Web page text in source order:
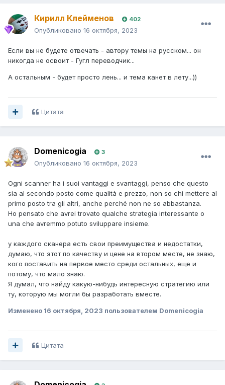
Кирилл Клейменов 402
Опубликовано 16 октября, 2023
Если вы не будете отвечать - автору темы на русском... он
никогда не освоит - Гугл переводчик...
А остальным - будет просто лень... и тема канет в лету...))
Цитата
Domenicogia 3
Опубликовано 16 октября, 2023
Ogni scanner ha i suoi vantaggi e svantaggi, penso che questo
sia al secondo posto come qualità e prezzo, non so chi mettere al
primo posto tra gli altri, anche perché non ne so abbastanza.
Ho pensato che avrei trovato qualche strategia interessante o
una che avremmo potuto sviluppare insieme.
у каждого сканера есть свои преимущества и недостатки,
думаю, что этот по качеству и цене на втором месте, не знаю,
кого поставить на первое место среди остальных, еще и
потому, что мало знаю.
Я думал, что найду какую-нибудь интересную стратегию или
ту, которую мы могли бы разработать вместе.
Изменено 16 октября, 2023 пользователем Domenicogia
Цитата